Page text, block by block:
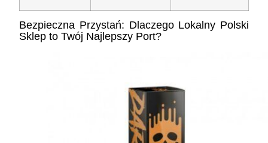
Bezpieczna Przystań: Dlaczego Lokalny Polski
Sklep to Twój Najlepszy Port?